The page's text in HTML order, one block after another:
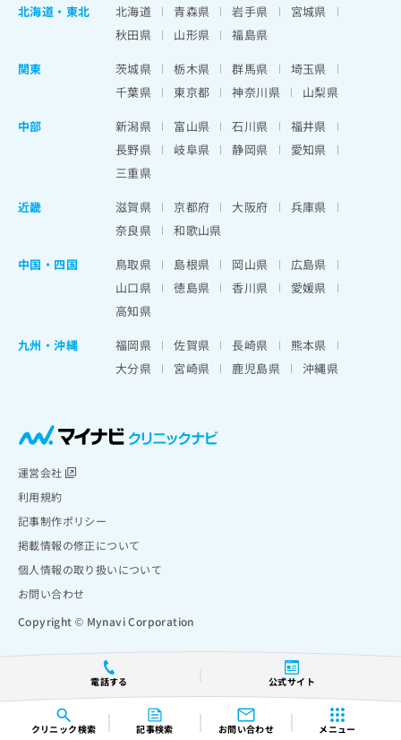
クリニック検索 記事検索 お問い合わせ メニュー
電話する 公式サイト
北海道 ・ 東北 北海道 青森県 岩手県
宮城県
秋田県
山形県
福島県
関東
茨城県 栃木県 群馬県
埼玉県
千葉県
東京都 神奈川県
山梨県
中部
新潟県 富山県 石川県
福井県
長野県
岐阜県 静岡県
愛知県
三重県
近畿
滋賀県 京都府 大阪府
兵庫県
奈良県
和歌山県
中国・四国
鳥取県 島根県 岡山県
広島県
山口県
徳島県 香川県
愛媛県
高知県
九州・沖縄
福岡県 佐賀県 長崎県
熊本県
大分県
宮崎県 鹿児島県 沖縄県
運営会社
利用規約
記事制作ポリシー
掲載情報の修正について
個人情報の取り扱いについて
お問い合わせ
Copyright © Mynavi Corporation